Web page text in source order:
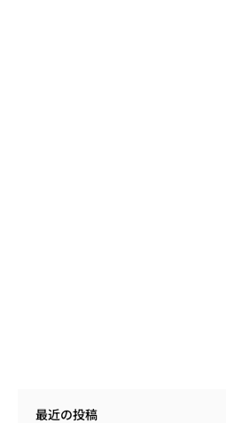
最近の投稿